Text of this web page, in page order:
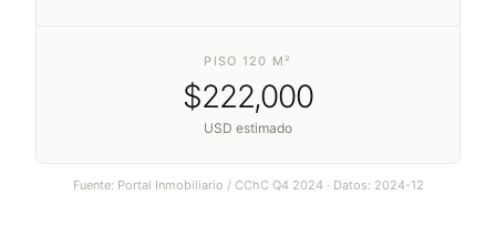
PISO 120 M²
$222,000
USD estimado
Fuente: Portal Inmobiliario / CChC Q4 2024 · Datos: 2024-12